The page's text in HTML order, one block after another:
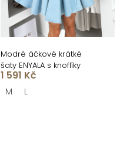
Modré áčkové krátké
šaty ENYALA s knoflíky
1 591 Kč
M L